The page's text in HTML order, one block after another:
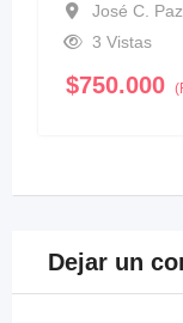
José C.
3 Vistas
$750.000
Dejar un